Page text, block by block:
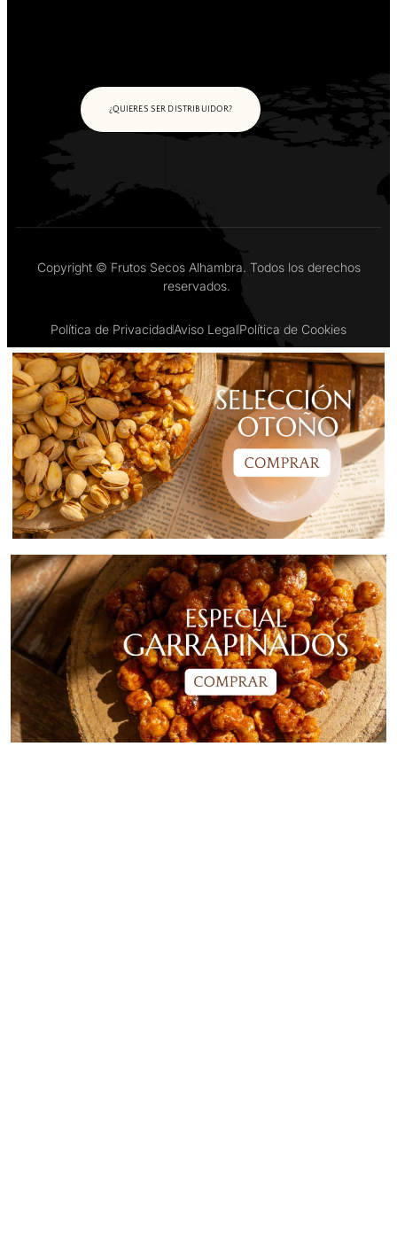
¿QUIERES SER DISTRIBUIDOR?
Copyright © Frutos Secos Alhambra. Todos los derechos
reservados.
Política de PrivacidadAviso LegalPolítica de Cookies